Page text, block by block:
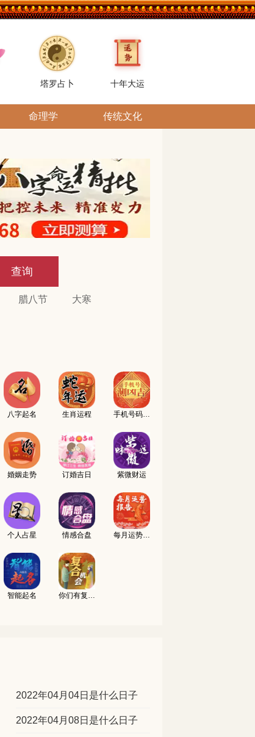
塔罗占卜 十年大运
命理学 传统文化
查询
腊八节 大寒
八字起名 生肖运程 手机号码测吉凶
婚姻走势 订婚吉日 紫微财运
个人占星 情感合盘 每月运势报告
智能起名 你们有复合的机会吗
2022年04月04日是什么日子
2022年04月08日是什么日子